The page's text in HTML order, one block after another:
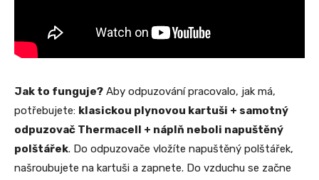
Jak to funguje? Aby odpuzování pracovalo, jak má,
potřebujete: klasickou plynovou kartuši + samotný
odpuzovač Thermacell + náplň neboli napuštěný
polštářek. Do odpuzovače vložíte napuštěný polštářek,
našroubujete na kartuši a zapnete. Do vzduchu se začne